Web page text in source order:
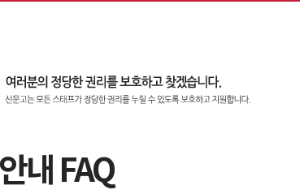
내 FAQ